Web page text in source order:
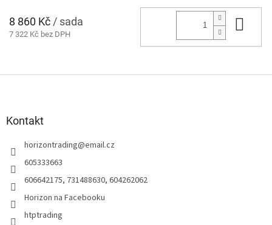
8 860 Kč / sada
7 322 Kč bez DPH
Kontakt
horizontrading@email.cz
605333663
606642175, 731488630, 604262062
Horizon na Facebooku
htptrading